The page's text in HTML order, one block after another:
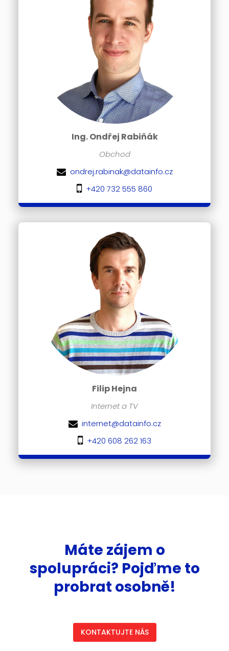
Ing. Ondřej Rabiňák
Obchod
ondrej.rabinak@datainfo.cz
+420 732 555 860
Filip Hejna
Internet a TV
internet@datainfo.cz
+420 608 262 163
Máte zájem o
spolupráci? Pojďme to
probrat osobně!
KONTAKTUJTE NÁS